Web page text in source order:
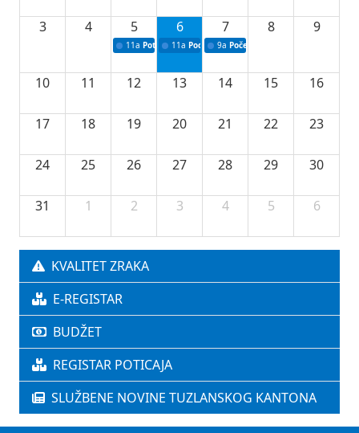
3 4 5
11a Potpisivanje ugovora o stipendijama za
6
11a Podrška razvoju vodne infrastrukture u
7
9a Početak izgradnje nove
8 9
10 11 12 13 14 15 16
17 18 19 20 21 22 23
24 25 26 27 28 29 30
31 1 2 3 4 5 6
KVALITET ZRAKA
E-REGISTAR
BUDŽET
REGISTAR POTICAJA
SLUŽBENE NOVINE TUZLANSKOG KANTONA